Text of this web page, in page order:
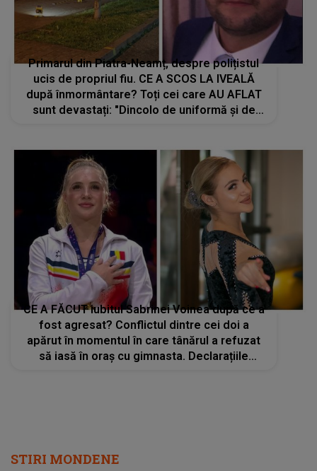
Primarul din Piatra-Neamț, despre polițistul
ucis de propriul fiu. CE A SCOS LA IVEALĂ
după înmormântare? Toți cei care AU AFLAT
sunt devastați: "Dincolo de uniformă și de
CE A FĂCUT iubitul Sabrinei Voinea după ce a
fost agresat? Conflictul dintre cei doi a
apărut în momentul în care tânărul a refuzat
să iasă în oraș cu gimnasta. Declarațiile
STIRI MONDENE